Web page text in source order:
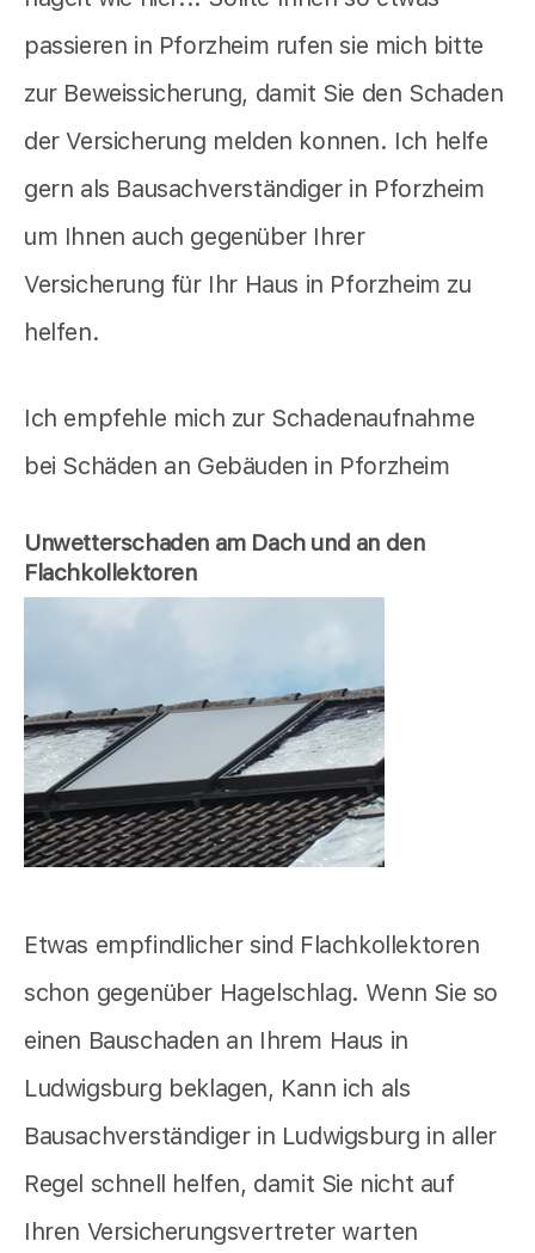
passieren in Pforzheim rufen sie mich bitte
zur Beweissicherung, damit Sie den Schaden
der Versicherung melden konnen. Ich helfe
gern als Bausachverständiger in Pforzheim
um Ihnen auch gegenüber Ihrer
Versicherung für Ihr Haus in Pforzheim zu
helfen.
Ich empfehle mich zur Schadenaufnahme
bei Schäden an Gebäuden in Pforzheim
Unwetterschaden am Dach und an den
Flachkollektoren
Etwas empfindlicher sind Flachkollektoren
schon gegenüber Hagelschlag. Wenn Sie so
einen Bauschaden an Ihrem Haus in
Ludwigsburg beklagen, Kann ich als
Bausachverständiger in Ludwigsburg in aller
Regel schnell helfen, damit Sie nicht auf
Ihren Versicherungsvertreter warten